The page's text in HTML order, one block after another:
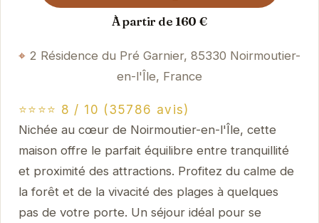
À partir de 160 €
2 Résidence du Pré Garnier, 85330 Noirmoutier-
en-l'Île, France
⭐⭐⭐⭐ 8 / 10 (35786 avis)
Nichée au cœur de Noirmoutier-en-l'Île, cette
maison offre le parfait équilibre entre tranquillité
et proximité des attractions. Profitez du calme de
la forêt et de la vivacité des plages à quelques
pas de votre porte. Un séjour idéal pour se